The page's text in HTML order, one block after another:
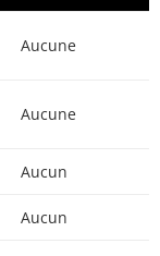
Aucune
Aucune
Aucun
Aucun